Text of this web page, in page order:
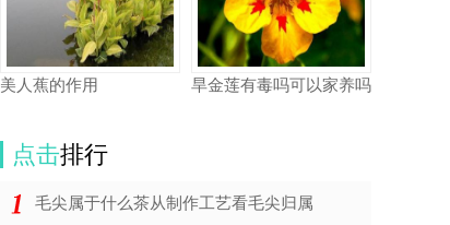
美人蕉的作用 旱金莲有毒吗可以家养吗
点击排行
毛尖属于什么茶从制作工艺看毛尖归属